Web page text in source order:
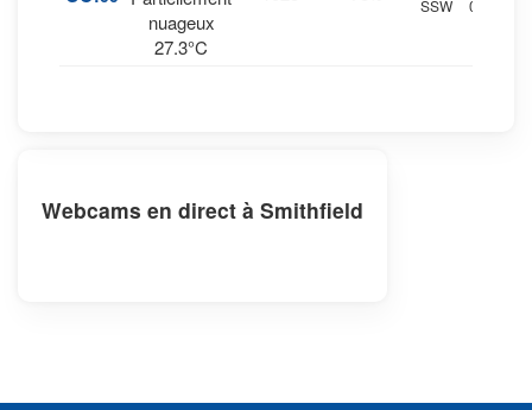
nuageux
27.3°C
SSW
0 mm.
Webcams en direct à Smithfield